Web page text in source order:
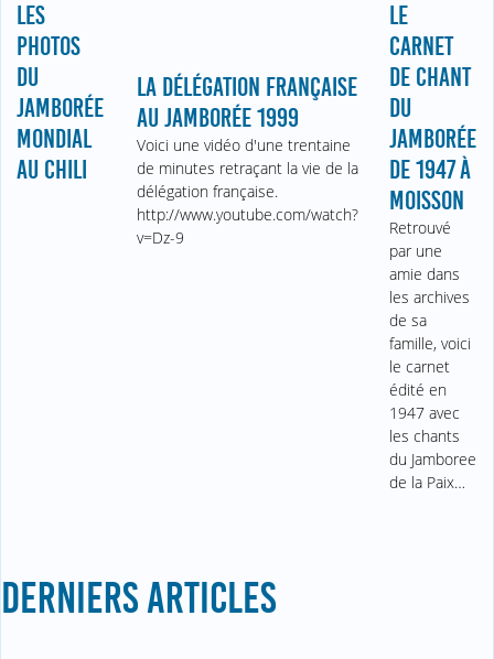
LES
PHOTOS
DU
JAMBORÉE
MONDIAL
AU CHILI
LA DÉLÉGATION FRANÇAISE
AU JAMBORÉE 1999
Voici une vidéo d'une trentaine
de minutes retraçant la vie de la
délégation française.
http://www.youtube.com/watch?
v=Dz-9
LE
CARNET
DE CHANT
DU
JAMBORÉE
DE 1947 À
MOISSON
Retrouvé
par une
amie dans
les archives
de sa
famille, voici
le carnet
édité en
1947 avec
les chants
du Jamboree
de la Paix…
DERNIERS ARTICLES